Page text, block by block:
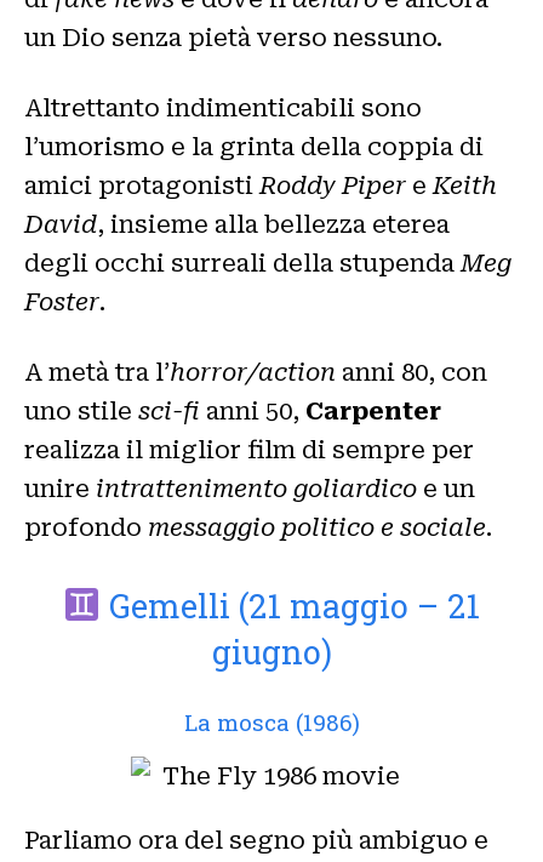
un Dio senza pietà verso nessuno.
Altrettanto indimenticabili sono
l’umorismo e la grinta della coppia di
amici protagonisti Roddy Piper e Keith
David, insieme alla bellezza eterea
degli occhi surreali della stupenda Meg
Foster.
A metà tra l’horror/action anni 80, con
uno stile sci-fi anni 50, Carpenter
realizza il miglior film di sempre per
unire intrattenimento goliardico e un
profondo messaggio politico e sociale.
Gemelli (21 maggio – 21
giugno)
La mosca (1986)
Parliamo ora del segno più ambiguo e